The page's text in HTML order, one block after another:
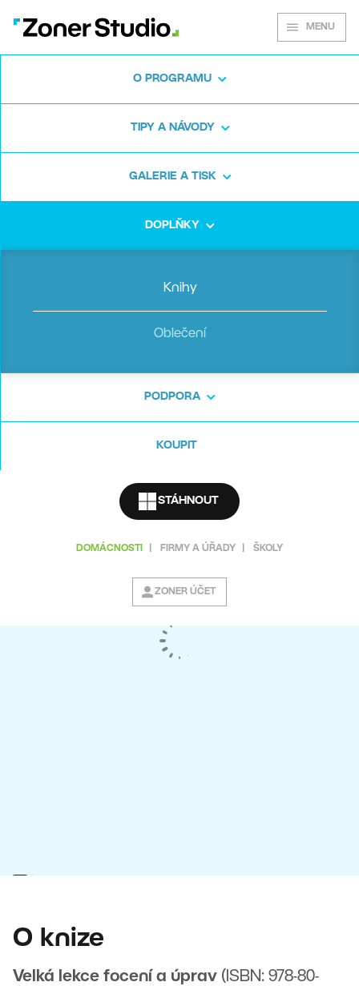
MENU
O PROGRAMU
TIPY A NÁVODY
GALERIE A TISK
DOPLŇKY
Knihy
Oblečení
PODPORA
KOUPIT
STÁHNOUT
DOMÁCNOSTI FIRMY A ÚŘADY ŠKOLY
ZONER ÚČET
Naučte se dělat
skvělé fotky
Tato kniha vás uvede do světa fotografie
O knize
Velká lekce focení a úprav (ISBN: 978-80-